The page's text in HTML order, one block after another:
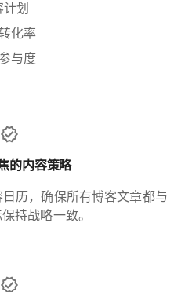
划
化率
与度
的内容策略
历，确保所有博客文章都与
持战略一致。